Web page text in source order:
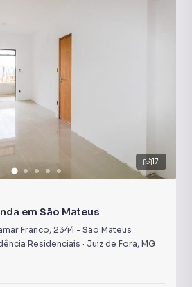
17
em São Mateus
Franco, 2344- São Mateus
Residenciais · Juiz de Fora, MG